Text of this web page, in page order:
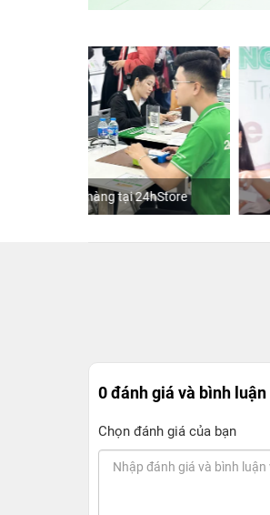
Hoa hậu Tiểu Vy
0 đánh giá và bình luận
Chọn đánh giá của bạn